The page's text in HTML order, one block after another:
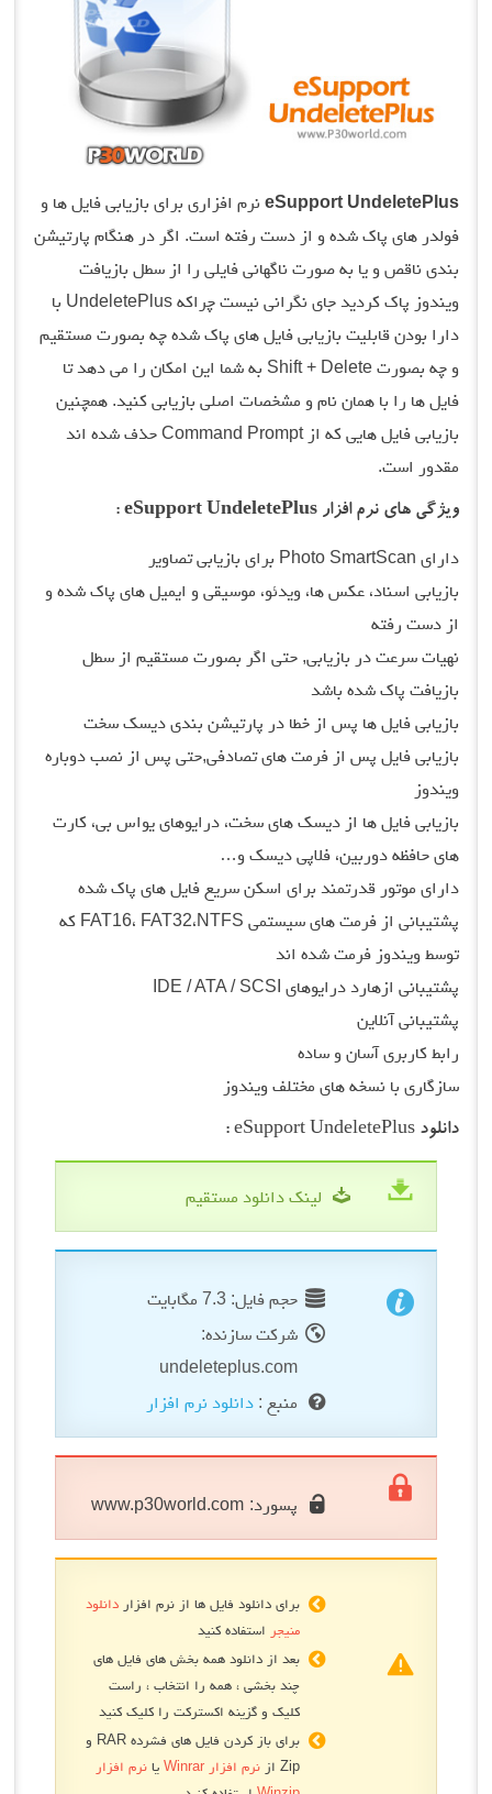
eSupport UndeletePlus نرم افزاری برای بازیابی فایل ها و
فولدر های پاک شده و از دست رفته است. اگر در هنگام پارتیشن
بندی ناقص و یا به صورت ناگهانی فایلی را از سطل بازیافت
ویندوز پاک کردید جای نگرانی نیست چراکه UndeletePlus با
دارا بودن قابلیت بازیابی فایل های پاک شده چه بصورت مستقیم
و چه بصورت Shift + Delete به شما این امکان را می دهد تا
فایل ها را با همان نام و مشخصات اصلی بازیابی کنید. همچنین
بازیابی فایل هایی که از Command Prompt حذف شده اند
مقدور است.
ویژگی های نرم افزار eSupport UndeletePlus :
دارای Photo SmartScan برای بازیابی تصاویر
بازیابی اسناد، عکس ها، ویدئو، موسیقی و ایمیل های پاک شده و
از دست رفته
نهیات سرعت در بازیابی, حتی اگر بصورت مستقیم از سطل
بازیافت پاک شده باشد
بازیابی فایل ها پس از خطا در پارتیشن بندی دیسک سخت
بازیابی فایل پس از فرمت های تصادفی,حتی پس از نصب دوباره
ویندوز
بازیابی فایل ها از دیسک های سخت، درایوهای یواس بی، کارت
های حافظه دوربین، فلاپی دیسک و…
دارای موتور قدرتمند برای اسکن سریع فایل های پاک شده
پشتیبانی از فرمت های سیستمی FAT16، FAT32،NTFS که
توسط ویندوز فرمت شده اند
پشتیبانی ازهارد درایوهای IDE / ATA / SCSI
پشتیبانی آنلاین
رابط کاربری آسان و ساده
سازگاری با نسخه های مختلف ویندوز
دانلود eSupport UndeletePlus :
لینک دانلود مستقیم
حجم فایل: 7.3 مگابایت
شرکت سازنده:
undeleteplus.com
منبع : دانلود نرم افزار
پسورد: www.p30world.com
برای دانلود فایل ها از نرم افزار دانلود
منیجر استفاده کنید
بعد از دانلود همه بخش های فایل های
چند بخشی ، همه را انتخاب ، راست
کلیک و گزینه اکسترکت را کلیک کنید
برای باز کردن فایل های فشرده RAR و
Zip از
نرم افزار Winrar یا نرم افزار